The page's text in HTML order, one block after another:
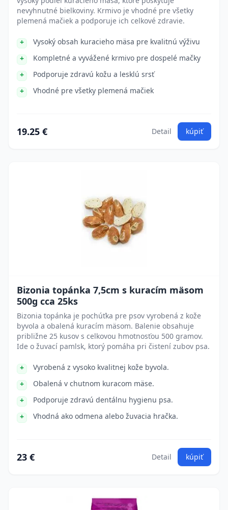
nevyhnutné bielkoviny. Krmivo je vhodné pre všetky
plemená mačiek a podporuje ich celkové zdravie.
Vysoký obsah kuracieho mäsa pre kvalitnú výživu
Kompletné a vyvážené krmivo pre dospelé mačky
Podporuje zdravú kožu a lesklú srsť
Vhodné pre všetky plemená mačiek
19.25 € Detail kúpiť
Bizonia topánka 7,5cm s kuracím mäsom
500g cca 25ks
Bizonia topánka je pochúťka pre psov vyrobená z kože
byvola a obalená kuracím mäsom. Balenie obsahuje
približne 25 kusov s celkovou hmotnosťou 500 gramov.
Ide o žuvací pamlsk, ktorý pomáha pri čistení zubov psa.
Vyrobená z vysoko kvalitnej kože byvola.
Obalená v chutnom kuracom mäse.
Podporuje zdravú dentálnu hygienu psa.
Vhodná ako odmena alebo žuvacia hračka.
23 € Detail kúpiť